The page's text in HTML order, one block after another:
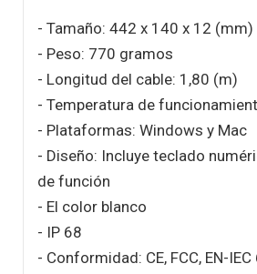
- Tamaño: 442 x 140 x 12 (mm)
- Peso: 770 gramos
- Longitud del cable: 1,80 (m)
- Temperatura de
- Plataformas: Windows y Mac
- Diseño: Incluye teclado
de función
- El color blanco
- IP 68
- Conformidad: CE, FCC, EN-